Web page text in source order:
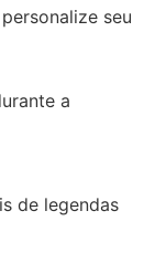
seu
a
de legendas